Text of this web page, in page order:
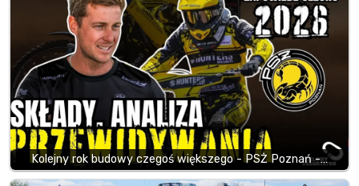
Kolejny rok budowy czegoś większego - PSŻ Poznań -…